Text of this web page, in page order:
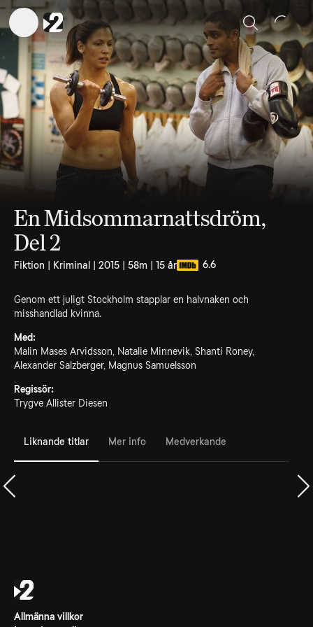
Sök
En Midsommarnattsdröm,
Del 2
Fiktion | Kriminal | 2015 | 58m | 15 år 6.6
Genom ett juligt Stockholm stapplar en halvnaken och
misshandlad kvinna.
Med:
Malin Mases Arvidsson, Natalie Minnevik, Shanti Roney,
Alexander Salzberger, Magnus Samuelsson
Regissör:
Trygve Allister Diesen
Liknande titlar Mer info Medverkande
Allmänna villkor